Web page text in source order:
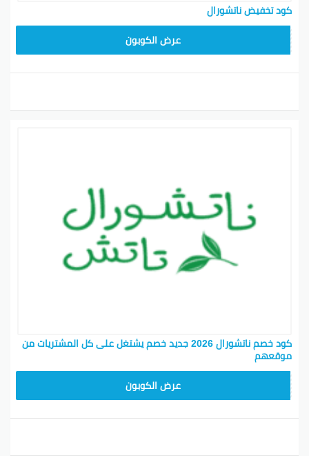
كود تخفيض ناتشورال
عرض الكوبون
كود خصم ناتشورال 2026 جديد خصم يشتغل على كل المشتريات من
موقعهم
عرض الكوبون